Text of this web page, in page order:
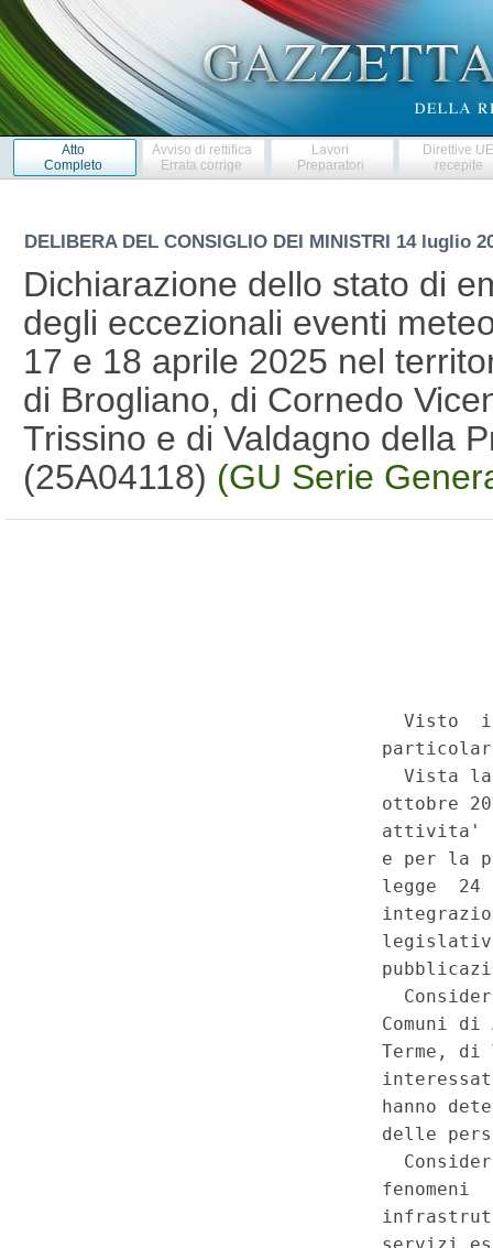
Atto
Completo
Avviso di rettifica
Errata corrige
Lavori
Preparatori
Direttive
recepite
DELIBERA DEL CONSIGLIO DEI MINISTRI 14 luglio
Dichiarazione dello stato di
degli eccezionali eventi
17 e 18 aprile 2025 nel
di Brogliano, di Cornedo
Trissino e di Valdagno della
(25A04118) (GU Serie